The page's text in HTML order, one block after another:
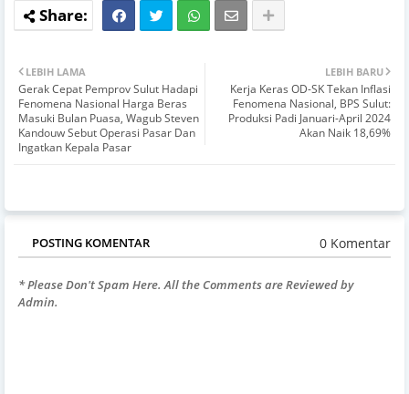
LEBIH BARU
Kerja Keras OD-SK Tekan Inflasi
Fenomena Nasional, BPS Sulut:
Produksi Padi Januari-April 2024
Akan Naik 18,69%
LEBIH LAMA
Gerak Cepat Pemprov Sulut Hadapi
Fenomena Nasional Harga Beras
Masuki Bulan Puasa, Wagub Steven
Kandouw Sebut Operasi Pasar Dan
Ingatkan Kepala Pasar
POSTING KOMENTAR 0 Komentar
* Please Don't Spam Here. All the Comments are Reviewed by
Admin.